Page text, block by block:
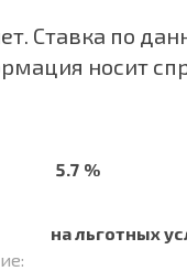
Ставка по
носит
5.7 %
на льготных